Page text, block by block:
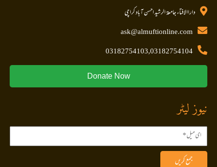
داراالافتاء جامعۃ الرشید احسن آباد کراچی
ask@almuftionline.com
03182754103,03182754104
Donate Now
نیوز لیٹر
جمع کریں